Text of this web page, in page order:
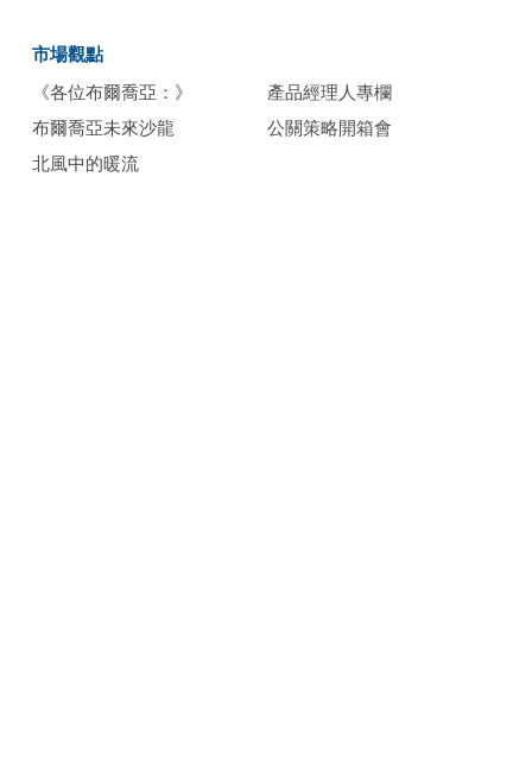
市場觀點
《各位布爾喬亞：》
產品經理人專欄
布爾喬亞未來沙龍
公關策略開箱會
北風中的暖流